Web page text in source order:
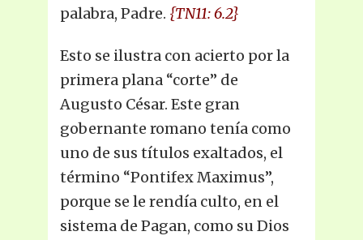
palabra, Padre. {TN11: 6.2}
Esto se ilustra con acierto por la
primera plana “corte” de
Augusto César. Este gran
gobernante romano tenía como
uno de sus títulos exaltados, el
término “Pontifex Maximus”,
porque se le rendía culto, en el
sistema de Pagan, como su Dios